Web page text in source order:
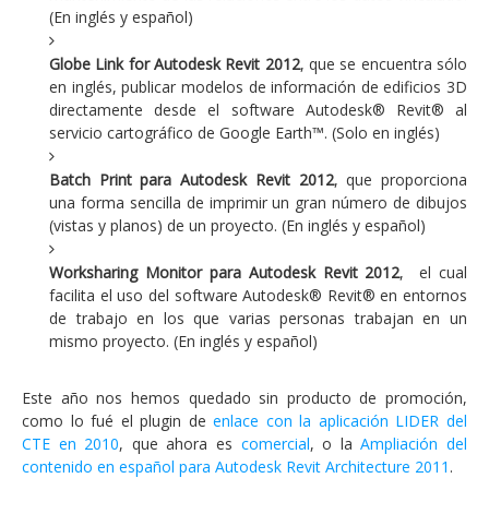
(En inglés y español)
Globe Link for Autodesk Revit 2012, que se encuentra sólo
en inglés, publicar modelos de información de edificios 3D
directamente desde el software Autodesk® Revit® al
servicio cartográfico de Google Earth™. (Solo en inglés)
Batch Print para Autodesk Revit 2012, que proporciona
una forma sencilla de imprimir un gran número de dibujos
(vistas y planos) de un proyecto. (En inglés y español)
Worksharing Monitor para Autodesk Revit 2012, el cual
facilita el uso del software Autodesk® Revit® en entornos
de trabajo en los que varias personas trabajan en un
mismo proyecto. (En inglés y español)
Este año nos hemos quedado sin producto de promoción,
como lo fué el plugin deenlace con la aplicación LIDER del
CTE en 2010, que ahora es comercial, o laAmpliación del
contenido en español para Autodesk Revit Architecture 2011 .